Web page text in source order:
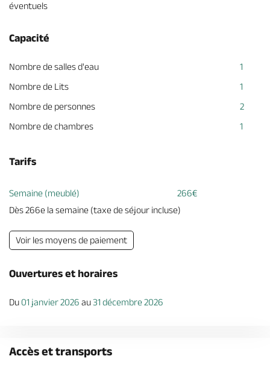
éventuels
Capacité
Nombre de salles d'eau
1
Nombre de Lits
1
Nombre de personnes
2
Nombre de chambres
1
Tarifs
Semaine (meublé)
266€
Dès 266e la semaine (taxe de séjour incluse)
Voir les moyens de paiement
Ouvertures et horaires
Du 01 janvier 2026 au31 décembre 2026
Accès et transports